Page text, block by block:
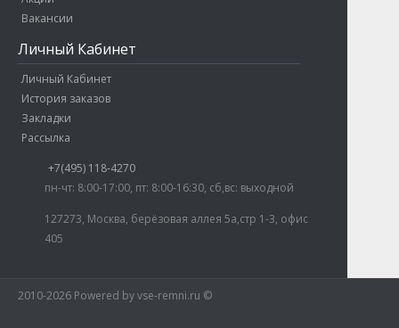
Вакансии
Личный Кабинет
Личный Кабинет
История заказов
Закладки
Рассылка
+7(495) 118-4270
пн-чт: 8:00-17:00, пт: 8:00-16:30, сб,вс: выходной
127273, Москва, берёзовая аллея 5а,стр 1-3, офис
405
2010-2026 Powered by vse-remni.ru ©